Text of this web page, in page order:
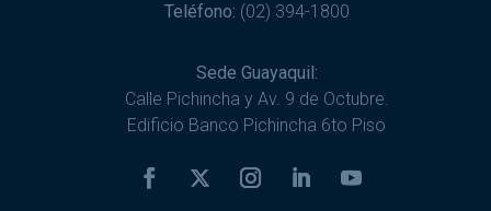
Teléfono: (02) 394-1800
Sede Guayaquil:
Calle Pichincha y Av. 9 de Octubre.
Edificio Banco Pichincha 6to Piso